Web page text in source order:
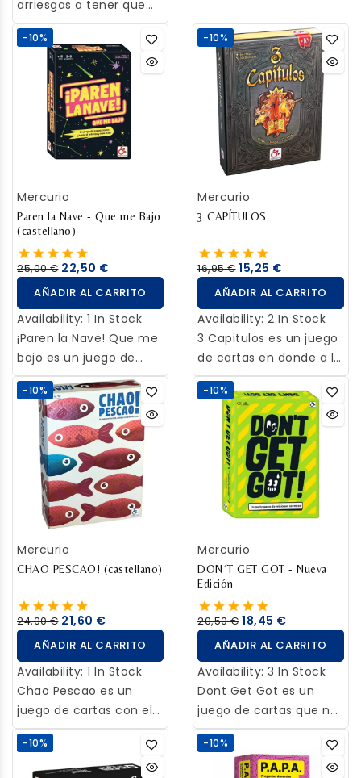
desaparezcan en un
momento...
¡puedes perder todas
tus ganancias! Roba
cartas para conseguir
puntos y decide si
parar... o seguir robando
otra carta.
arriesgas a tener que
descartar todas las
cartas acumuladas...
en la que no podrás
intercambiar
información a la hora
de superar los distintos
retos. ¿Lograréis la
sincronización
necesaria para superar
el desafío?
-10%
Mercurio
Paren la Nave - Que me Bajo
(castellano)
25,00 € 22,50 €
AÑADIR AL CARRITO
Availability: 1 In Stock
¡Paren la Nave! Que me
bajo es un juego de
mesa para toda la
familia en el que, a
diferencia de otros
juegos del tipo de
“preguntas y
respuestas”, no
necesitarás acertar la
pregunta para ganar
unos buenos puntos…
solo tendrás que
acercarte a la
-10%
Mercurio
3 CAPÍTULOS
16,95 € 15,25 €
AÑADIR AL CARRITO
Availability: 2 In Stock
3 Capitulos es un juego
de cartas en donde a lo
largo de tres capítulos
juegas con la compañía
de personajes de
cuentos, historias y
leyendas.
-10%
Mercurio
CHAO PESCAO! (castellano)
24,00 € 21,60 €
AÑADIR AL CARRITO
Availability: 1 In Stock
Chao Pescao es un
juego de cartas con el
que podréis divertiros
en cualquier fiesta y
reunión familiar, lleno
-10%
Mercurio
DON´T GET GOT - Nueva
Edición
20,50 € 18,45 €
AÑADIR AL CARRITO
Availability: 3 In Stock
Dont Get Got es un
juego de cartas que nos
propone todo un reto
¡Que no te pillen! En
este party game, cada
-10% -10%